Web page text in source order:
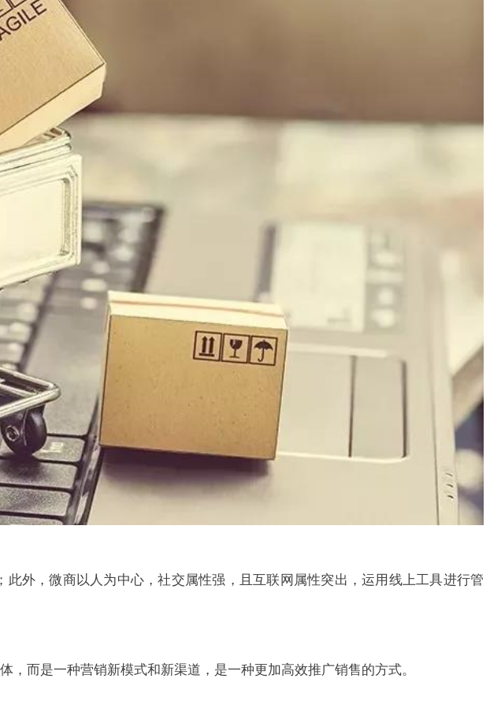
外，微商以人为中心，社交属性强，且互联网属性突出，运用线上工具进行管
而是一种营销新模式和新渠道，是一种更加高效推广销售的方式。